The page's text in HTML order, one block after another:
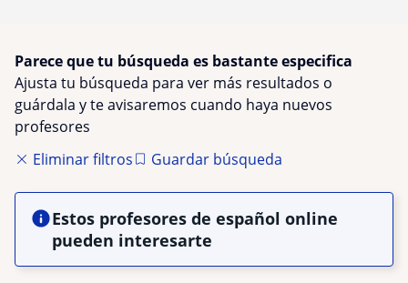
Parece que tu búsqueda es bastante especifica
Ajusta tu búsqueda para ver más resultados o
guárdala y te avisaremos cuando haya nuevos
profesores
Eliminar filtros
Guardar búsqueda
Estos profesores de español online
pueden interesarte